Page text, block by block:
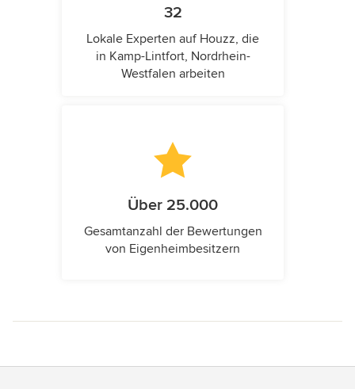
32
Lokale Experten auf Houzz, die
in Kamp-Lintfort, Nordrhein-
Westfalen arbeiten
Über 25.000
Gesamtanzahl der Bewertungen
von Eigenheimbesitzern